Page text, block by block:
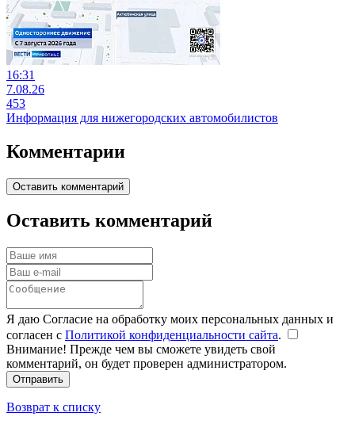
16:31
7.08.26
453
Информация для нижегородских автомобилистов
Комментарии
Оставить комментарий
Оставить комментарий
Я даю Согласие на обработку моих персональных данных и
согласен с Политикой конфиденциальности сайта.
Внимание! Прежде чем вы сможете увидеть свой
комментарий, он будет проверен администратором.
Отправить
Возврат к списку